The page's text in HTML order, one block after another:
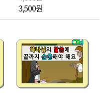
3,500원